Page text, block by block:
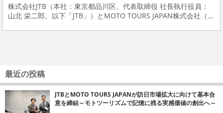
株式会社JTB（本社：東京都品川区、代表取締役 社長執行役員：
山北 栄二郎、以下「JTB」）とMOTO TOURS JAPAN株式会社（...
最近の投稿
JTBとMOTO TOURS JAPANが訪日市場拡大に向けて基本合
意を締結～モトツーリズムで記憶に残る実感価値の創出へ～